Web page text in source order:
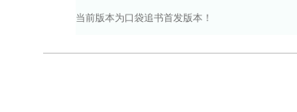
当前版本为口袋追书首发版本！